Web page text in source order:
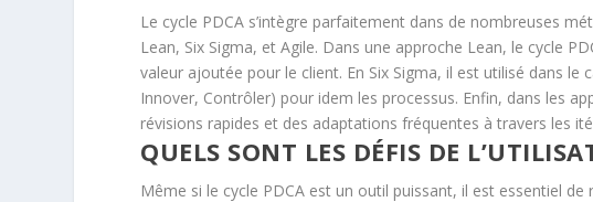
Le cycle PDCA s’intègre parfaitement dans de nombreuses
Lean, Six Sigma, et Agile. Dans une approche Lean, le cycle
valeur ajoutée pour le client. En Six Sigma, il est utilisé dans
Innover, Contrôler) pour idem les processus. Enfin, dans les
révisions rapides et des adaptations fréquentes à travers les
QUELS SONT LES DÉFIS DE
Même si le cycle PDCA est un outil puissant, il est essentiel